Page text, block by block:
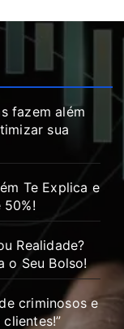
fazem além
sua
Te Explica e
50%!
Realidade?
o Seu Bolso!
criminosos e